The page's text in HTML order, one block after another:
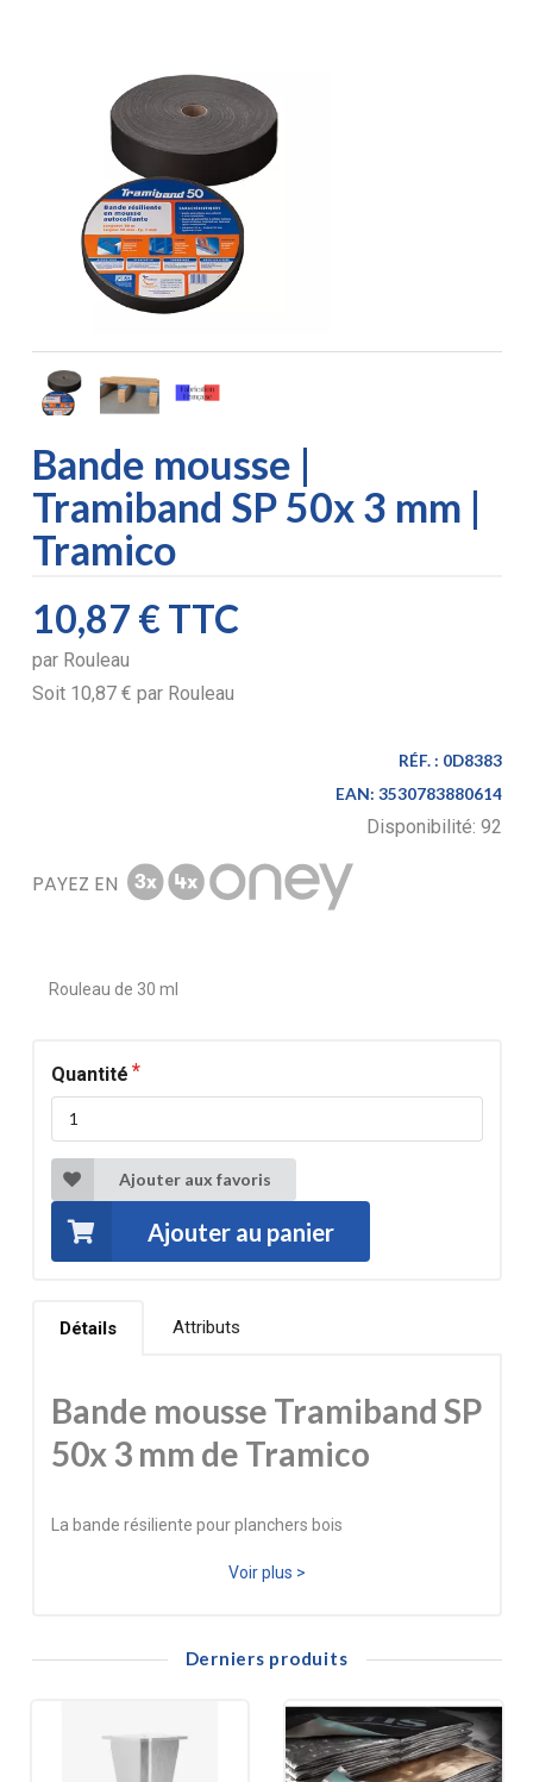
Bande mousse |
Tramiband SP 50x 3 mm |
Tramico
10,87 €TTC
par Rouleau
Soit 10,87 € par Rouleau
RÉF. : 0D8383
EAN: 3530783880614
Disponibilité: 92
PAYEZ EN
Rouleau de 30 ml
Quantité
Ajouter aux favoris
Ajouter au panier
Détails Attributs
Bande mousse Tramiband SP
50x 3 mm de Tramico
La bande résiliente pour planchers bois
permet de réaliser l’isolation phonique entre éléments
• Supprime les grincements des planchers bois et isole
des bruits de pas.
Voir plus >
Derniers produits